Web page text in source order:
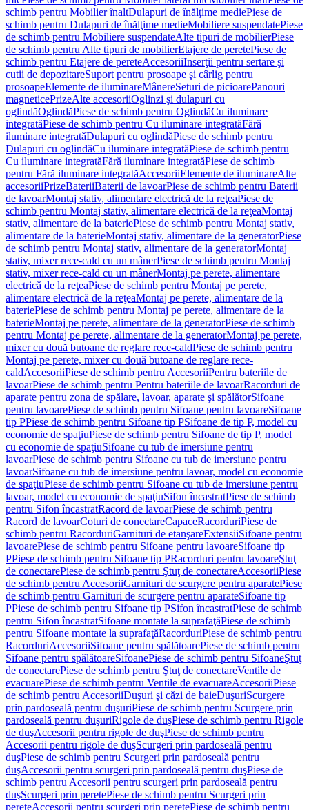
schimb pentru Mobilier înaltDulapuri de înălţime mediePiese de
schimb pentru Dulapuri de înălţime medieMobiliere suspendatePiese
de schimb pentru Mobiliere suspendateAlte tipuri de mobilierPiese
de schimb pentru Alte tipuri de mobilierEtajere de peretePiese de
schimb pentru Etajere de pereteAccesoriiInserţii pentru sertare şi
cutii de depozitareSuport pentru prosoape şi cârlig pentru
prosoapeElemente de iluminareMânereSeturi de picioarePanouri
magneticePrizeAlte accesoriiOglinzi şi dulapuri cu
oglindăOglindăPiese de schimb pentru OglindăCu iluminare
integratăPiese de schimb pentru Cu iluminare integratăFără
iluminare integratăDulapuri cu oglindăPiese de schimb pentru
Dulapuri cu oglindăCu iluminare integratăPiese de schimb pentru
Cu iluminare integratăFără iluminare integratăPiese de schimb
pentru Fără iluminare integratăAccesoriiElemente de iluminareAlte
accesoriiPrizeBateriiBaterii de lavoarPiese de schimb pentru Baterii
de lavoarMontaj stativ, alimentare electrică de la reţeaPiese de
schimb pentru Montaj stativ, alimentare electrică de la reţeaMontaj
stativ, alimentare de la bateriePiese de schimb pentru Montaj stativ,
alimentare de la baterieMontaj stativ, alimentare de la generatorPiese
de schimb pentru Montaj stativ, alimentare de la generatorMontaj
stativ, mixer rece-cald cu un mânerPiese de schimb pentru Montaj
stativ, mixer rece-cald cu un mânerMontaj pe perete, alimentare
electrică de la reţeaPiese de schimb pentru Montaj pe perete,
alimentare electrică de la reţeaMontaj pe perete, alimentare de la
bateriePiese de schimb pentru Montaj pe perete, alimentare de la
baterieMontaj pe perete, alimentare de la generatorPiese de schimb
pentru Montaj pe perete, alimentare de la generatorMontaj pe perete,
mixer cu două butoane de reglare rece-caldPiese de schimb pentru
Montaj pe perete, mixer cu două butoane de reglare rece-
caldAccesoriiPiese de schimb pentru AccesoriiPentru bateriile de
lavoarPiese de schimb pentru Pentru bateriile de lavoarRacorduri de
aparate pentru zona de spălare, lavoar, aparate şi spălătorSifoane
pentru lavoarePiese de schimb pentru Sifoane pentru lavoareSifoane
tip PPiese de schimb pentru Sifoane tip PSifoane de tip P, model cu
economie de spaţiuPiese de schimb pentru Sifoane de tip P, model
cu economie de spaţiuSifoane cu tub de imersiune pentru
lavoarPiese de schimb pentru Sifoane cu tub de imersiune pentru
lavoarSifoane cu tub de imersiune pentru lavoar, model cu economie
de spaţiuPiese de schimb pentru Sifoane cu tub de imersiune pentru
lavoar, model cu economie de spaţiuSifon încastratPiese de schimb
pentru Sifon încastratRacord de lavoarPiese de schimb pentru
Racord de lavoarCoturi de conectareCapaceRacorduriPiese de
schimb pentru RacorduriGarnituri de etanşareExtensiiSifoane pentru
lavoarePiese de schimb pentru Sifoane pentru lavoareSifoane tip
PPiese de schimb pentru Sifoane tip PRacorduri pentru lavoareŞtuţ
de conectarePiese de schimb pentru Ştuţ de conectareAccesoriiPiese
de schimb pentru AccesoriiGarnituri de scurgere pentru aparatePiese
de schimb pentru Garnituri de scurgere pentru aparateSifoane tip
PPiese de schimb pentru Sifoane tip PSifon încastratPiese de schimb
pentru Sifon încastratSifoane montate la suprafaţăPiese de schimb
pentru Sifoane montate la suprafaţăRacorduriPiese de schimb pentru
RacorduriAccesoriiSifoane pentru spălătoarePiese de schimb pentru
Sifoane pentru spălătoareSifoanePiese de schimb pentru SifoaneŞtuţ
de conectarePiese de schimb pentru Ştuţ de conectareVentile de
evacuarePiese de schimb pentru Ventile de evacuareAccesoriiPiese
de schimb pentru AccesoriiDuşuri şi căzi de baieDuşuriScurgere
prin pardoseală pentru duşuriPiese de schimb pentru Scurgere prin
pardoseală pentru duşuriRigole de duşPiese de schimb pentru Rigole
de duşAccesorii pentru rigole de duşPiese de schimb pentru
Accesorii pentru rigole de duşScurgeri prin pardoseală pentru
duşPiese de schimb pentru Scurgeri prin pardoseală pentru
duşAccesorii pentru scurgeri prin pardoseală pentru duşPiese de
schimb pentru Accesorii pentru scurgeri prin pardoseală pentru
duşScurgeri prin peretePiese de schimb pentru Scurgeri prin
pereteAccesorii pentru scurgeri prin peretePiese de schimb pentru